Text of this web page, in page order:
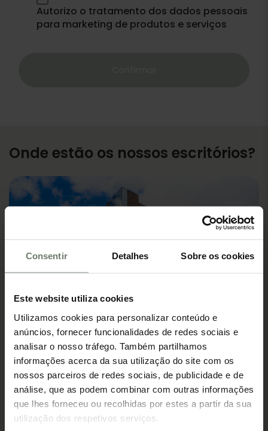
Consentir Detalhes Sobre os cookies
Este website utiliza cookies
Utilizamos cookies para personalizar conteúdo e
anúncios, fornecer funcionalidades de redes sociais e
analisar o nosso tráfego. Também partilhamos
informações acerca da sua utilização do site com os
nossos parceiros de redes sociais, de publicidade e de
análise, que as podem combinar com outras informações
que lhes forneceu ou recolhidas por estes a partir da sua
utilização dos respetivos serviços.
Autorizo o tratamento dos dados pessoais
para marketing de produtos e serviços
Onde estão os nossos escritórios?
Lisboa
Avenida dos Combatentes 43, 12º Piso
1600-042 Lisboa